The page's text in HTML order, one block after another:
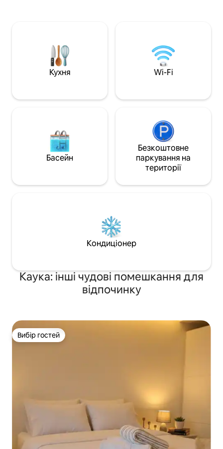
знаходиться рибальська зона та
ресторан. Є парапланеризм, верхова
їзда та послуги квадроциклів. Район
дуже безпечний.
Себастьяна, а
Кухня Wi-Fi
Басейн
Безкоштовне
паркування на
території
Кондиціонер
Каука: інші чудові помешкання для
відпочинку
Вибір гостей
Вибір гостей